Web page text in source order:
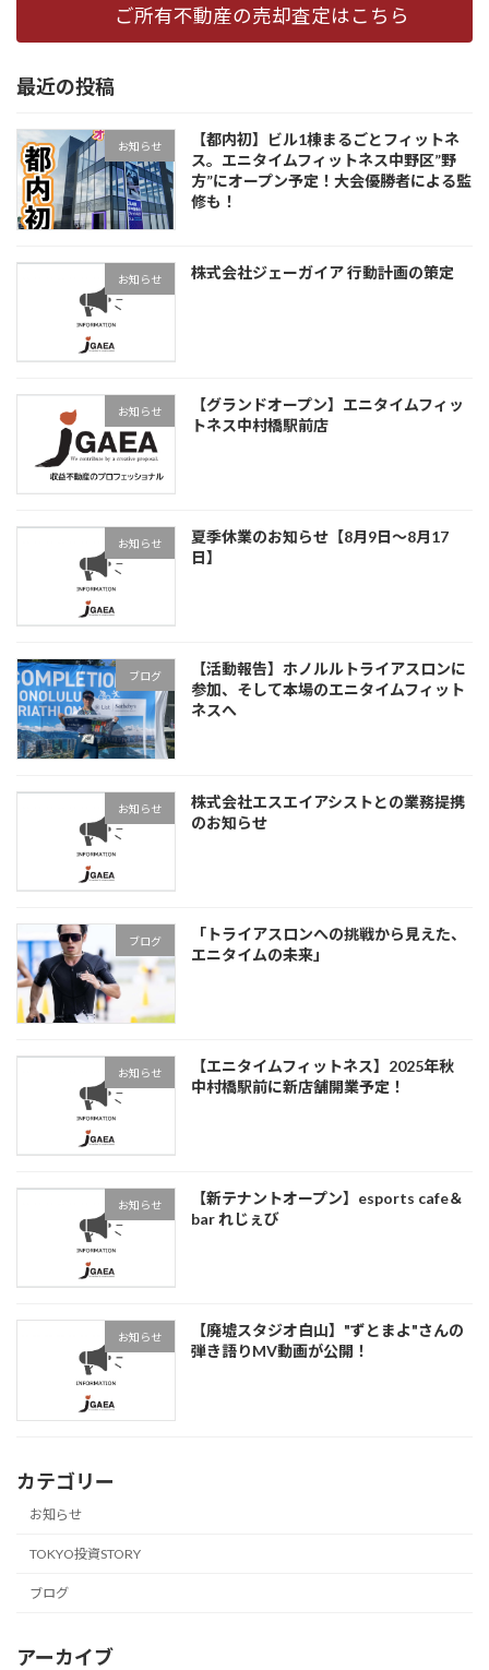
ご所有不動産の売却査定はこちら
最近の投稿
お知らせ
【都内初】ビル1棟まるごとフィットネ
ス。エニタイムフィットネス中野区”野
方”にオープン予定！大会優勝者による監
修も！
お知らせ 株式会社ジェーガイア 行動計画の策定
お知らせ
【グランドオープン】エニタイムフィッ
トネス中村橋駅前店
お知らせ
夏季休業のお知らせ【8月9日～8月17
日】
ブログ
【活動報告】ホノルルトライアスロンに
参加、そして本場のエニタイムフィット
ネスへ
お知らせ
株式会社エスエイアシストとの業務提携
のお知らせ
ブログ
「トライアスロンへの挑戦から見えた、
エニタイムの未来」
お知らせ
【エニタイムフィットネス】2025年秋
中村橋駅前に新店舗開業予定！
お知らせ
【新テナントオープン】esports cafe＆
bar れじぇび
お知らせ
【廃墟スタジオ白山】"ずとまよ"さんの
弾き語りMV動画が公開！
カテゴリー
お知らせ
TOKYO投資STORY
ブログ
アーカイブ